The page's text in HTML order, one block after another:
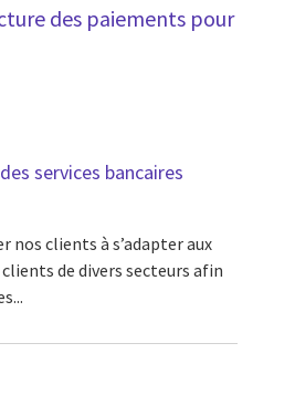
des paiements pour
services bancaires
nos clients à s’adapter aux
de divers secteurs afin